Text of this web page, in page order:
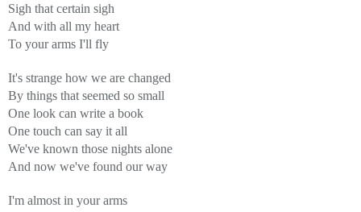
Sigh that certain sigh
And with all my heart
To your arms I'll fly
It's strange how we are changed
By things that seemed so small
One look can write a book
One touch can say it all
We've known those nights alone
And now we've found our way
I'm almost in your arms